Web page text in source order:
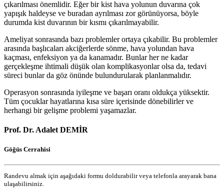
çıkarılması önemlidir. Eğer bir kist hava yolunun duvarına çok
yapışık haldeyse ve buradan ayrılması zor görünüyorsa, böyle
durumda kist duvarının bir kısmı çıkarılmayabilir.
Ameliyat sonrasında bazı problemler ortaya çıkabilir. Bu problemler
arasında başlıcaları akciğerlerde sönme, hava yolundan hava
kaçması, enfeksiyon ya da kanamadır. Bunlar her ne kadar
gerçekleşme ihtimali düşük olan komplikasyonlar olsa da, tedavi
süreci bunlar da göz önünde bulundurularak planlanmalıdır.
Operasyon sonrasında iyileşme ve başarı oranı oldukça yüksektir.
Tüm çocuklar hayatlarına kısa süre içerisinde dönebilirler ve
herhangi bir gelişme problemi yaşamazlar.
Prof. Dr. Adalet DEMİR
Göğüs Cerrahisi
Randevu almak için aşağıdaki formu doldurabilir veya telefonla arayarak bana
ulaşabilirsiniz.